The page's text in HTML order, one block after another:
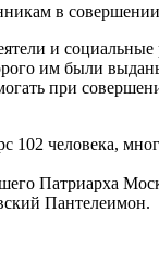
в
и социальные
им были
при
человека,
Патриарха
Пантелеимон.